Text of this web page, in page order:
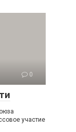
0
участие